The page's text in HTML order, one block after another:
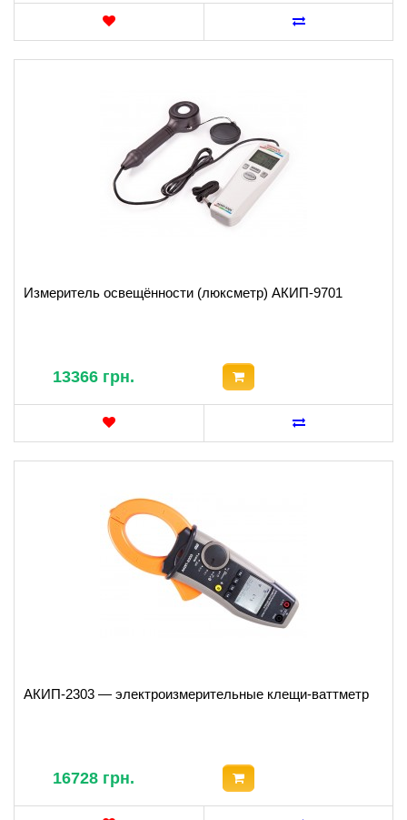
Измеритель освещённости (люксметр) АКИП-9701
13366 грн.
АКИП-2303 — электроизмерительные клещи-ваттметр
16728 грн.